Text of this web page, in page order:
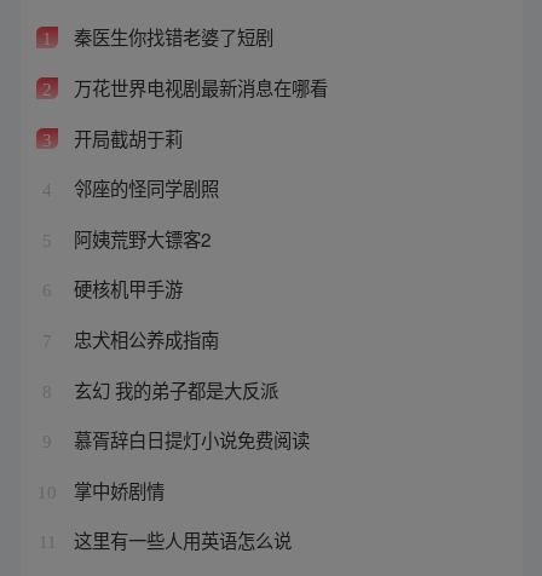
1 秦医生你找错老婆了短剧
2 万花世界电视剧最新消息在哪看
3 开局截胡于莉
4 邻座的怪同学剧照
5 阿姨荒野大镖客2
6 硬核机甲手游
7 忠犬相公养成指南
8 玄幻 我的弟子都是大反派
9 慕胥辞白日提灯小说免费阅读
10 掌中娇剧情
这里有一些人用英语怎么说